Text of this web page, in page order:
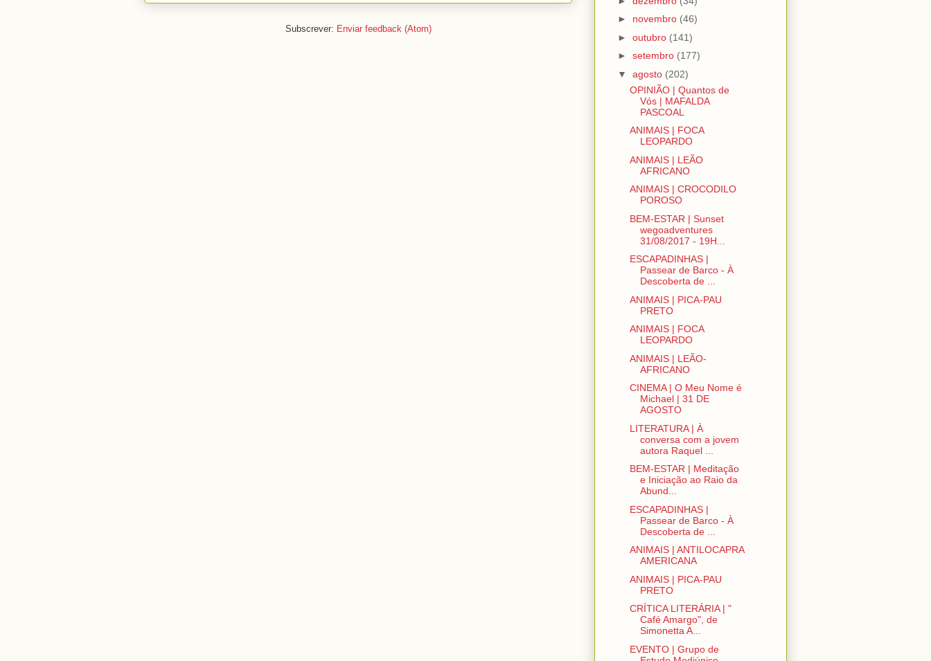
Subscrever: Enviar feedback (Atom)
► novembro (46)
► outubro (141)
► setembro (177)
▼ agosto (202)
OPINIÃO | Quantos de
Vós | MAFALDA
PASCOAL
ANIMAIS | FOCA
LEOPARDO
ANIMAIS | LEÃO
AFRICANO
ANIMAIS | CROCODILO
POROSO
BEM-ESTAR | Sunset
wegoadventures
31/08/2017 - 19H...
ESCAPADINHAS |
Passear de Barco - À
Descoberta de ...
ANIMAIS | PICA-PAU
PRETO
ANIMAIS | FOCA
LEOPARDO
ANIMAIS | LEÃO-
AFRICANO
CINEMA | O Meu Nome é
Michael | 31 DE
AGOSTO
LITERATURA | À
conversa com a jovem
autora Raquel ...
BEM-ESTAR | Meditação
e Iniciação ao Raio da
Abund...
ESCAPADINHAS |
Passear de Barco - À
Descoberta de ...
ANIMAIS | ANTILOCAPRA
AMERICANA
ANIMAIS | PICA-PAU
PRETO
CRÍTICA LITERÁRIA | "
Café Amargo", de
Simonetta A...
EVENTO | Grupo de